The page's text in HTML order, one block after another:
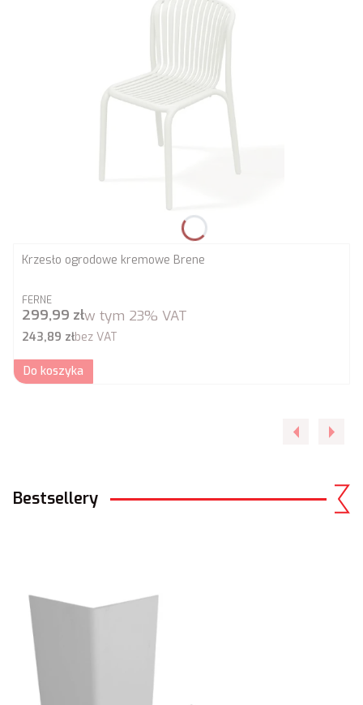
Krzesło ogrodowe kremowe Brene
PRODUCENT
FERNE
Cena brutto
299,99 złw tym 23% VAT
Cena netto
243,89 złbez VAT
Do koszyka
Bestsellery